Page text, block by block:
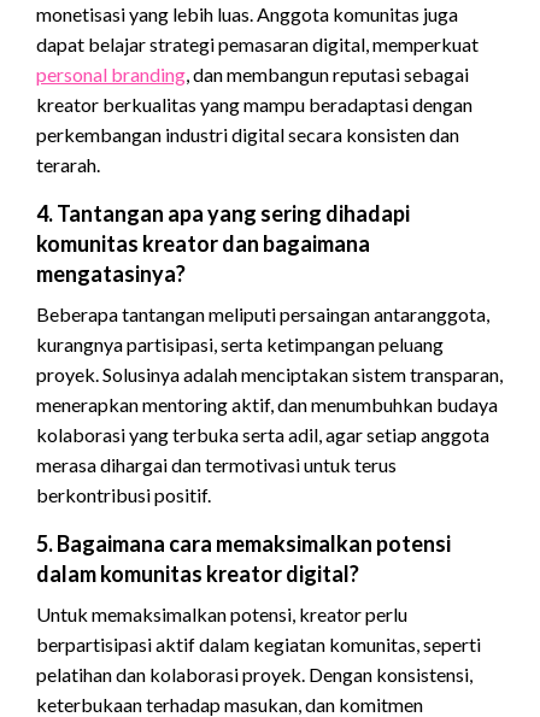
monetisasi yang lebih luas. Anggota komunitas juga
dapat belajar strategi pemasaran digital, memperkuat
personal branding , dan membangun reputasi sebagai
kreator berkualitas yang mampu beradaptasi dengan
perkembangan industri digital secara konsisten dan
terarah.
4. Tantangan apa yang sering dihadapi
komunitas kreator dan bagaimana
mengatasinya?
Beberapa tantangan meliputi persaingan antaranggota,
kurangnya partisipasi, serta ketimpangan peluang
proyek. Solusinya adalah menciptakan sistem transparan,
menerapkan mentoring aktif, dan menumbuhkan budaya
kolaborasi yang terbuka serta adil, agar setiap anggota
merasa dihargai dan termotivasi untuk terus
berkontribusi positif.
5. Bagaimana cara memaksimalkan potensi
dalam komunitas kreator digital?
Untuk memaksimalkan potensi, kreator perlu
berpartisipasi aktif dalam kegiatan komunitas, seperti
pelatihan dan kolaborasi proyek. Dengan konsistensi,
keterbukaan terhadap masukan, dan komitmen